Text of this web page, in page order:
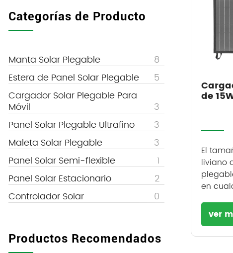
Categorías de Producto
Manta Solar Plegable
8
Estera de Panel Solar Plegable
5
Cargador Solar Plegable Para
Móvil
3
Panel Solar Plegable Ultrafino
3
Maleta Solar Plegable
3
Panel Solar Semi-flexible
1
Panel Solar Estacionario
2
Controlador Solar
0
Productos Recomendados
de
El
liviano
en
ver